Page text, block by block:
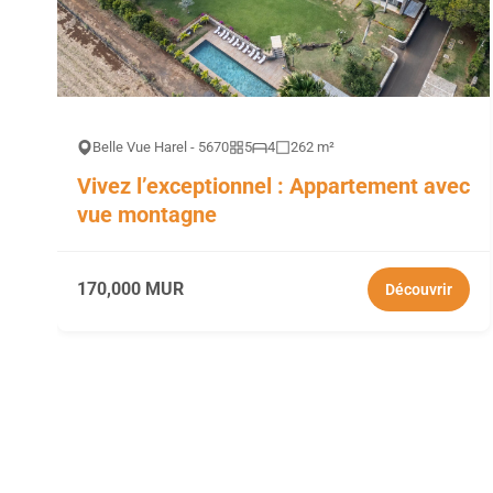
Belle Vue Harel - 5670 5 4 262 m²
Vivez l’exceptionnel : Appartement avec
vue montagne
170,000 MUR Découvrir